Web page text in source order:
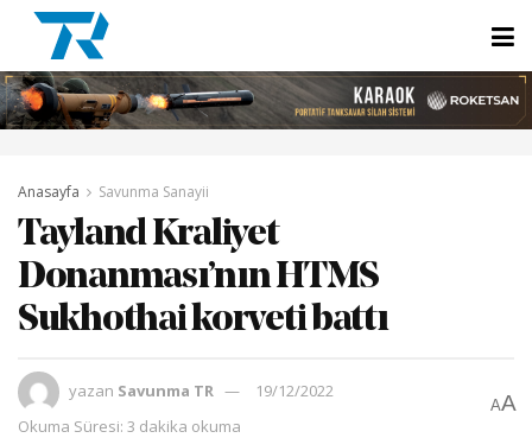
Anasayfa Savunma Sanayii
Tayland Kraliyet
Donanması’nın HTMS
Sukhothai korveti battı
yazan Savunma TR
19/12/2022
Okuma Süresi: 3 dakika okuma
AA